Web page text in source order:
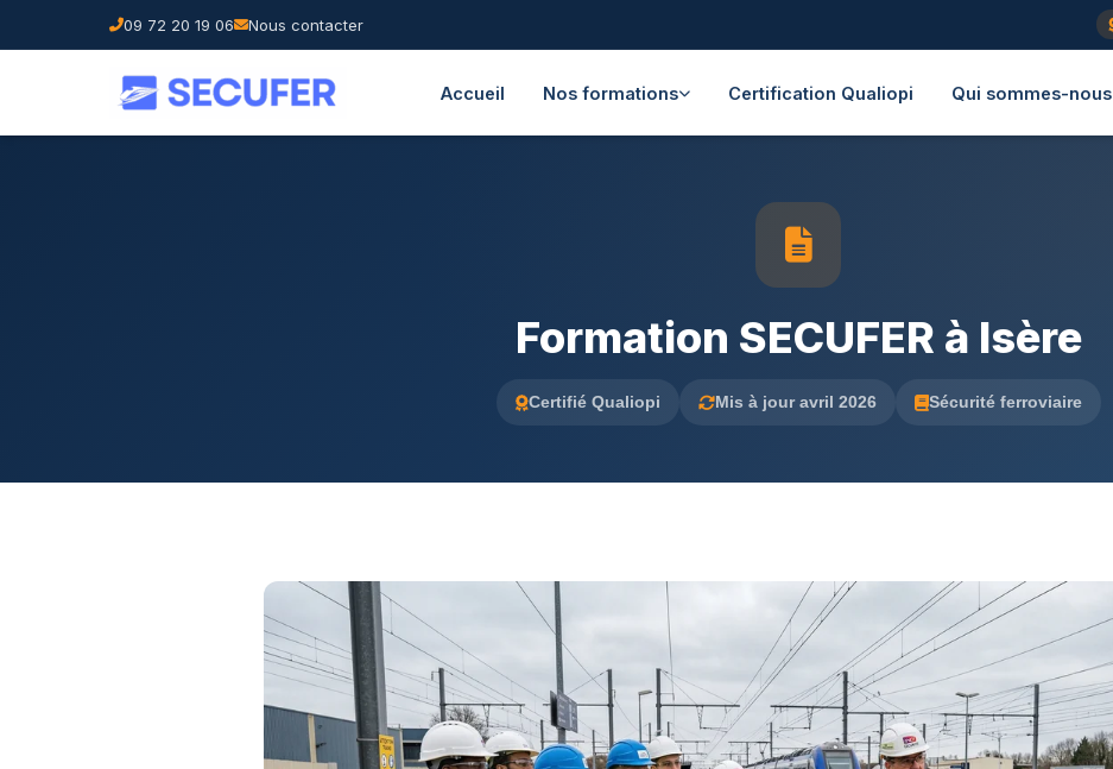
09 72 20 19 06 Nous contacter
Accueil Nos formations Certification Qualiopi Qui sommes-nous
Formation SECUFER à Isère
Certifié Qualiopi Mis à jour avril 2026 Sécurité ferroviaire